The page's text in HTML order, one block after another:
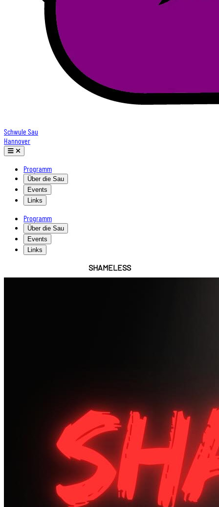
Schwule Sau
Hannover
Programm
Über die Sau
Events
Links
Programm
Über die Sau
Events
Links
SHAMELESS